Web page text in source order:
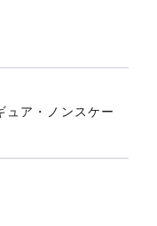
ュア・ノンスケー